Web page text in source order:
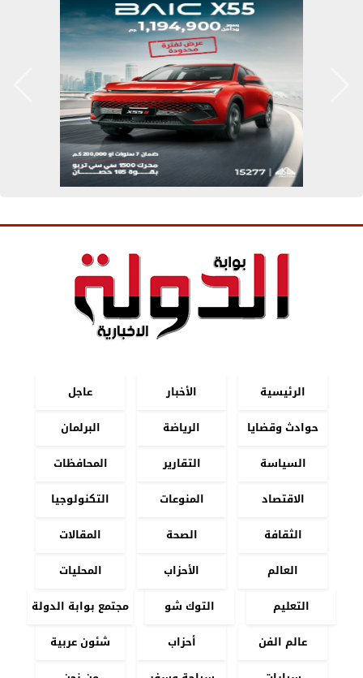
الرئيسية الأخبار
عاجل
حوادث وقضايا
الرياضة
البرلمان
السياسة
التقارير
المحافظات
الاقتصاد
المنوعات
التكنولوجيا
الثقافة
الصحة
المقالات
العالم
الأحزاب
المحليات
التعليم
التوك شو
مجتمع بوابة الدولة
عالم الفن
أحزاب
شئون عربية